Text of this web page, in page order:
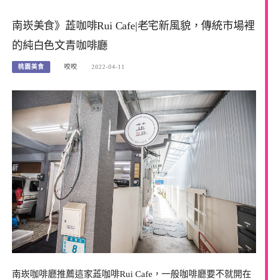
南崁美食》蕋咖啡Rui Cafe|老宅新風貌，傳統市場裡
的純白色文青咖啡廳
桃園美食 咬咬 2022-04-11
南崁咖啡廳推薦這家蕋咖啡Rui Cafe，一般咖啡廳要不就開在